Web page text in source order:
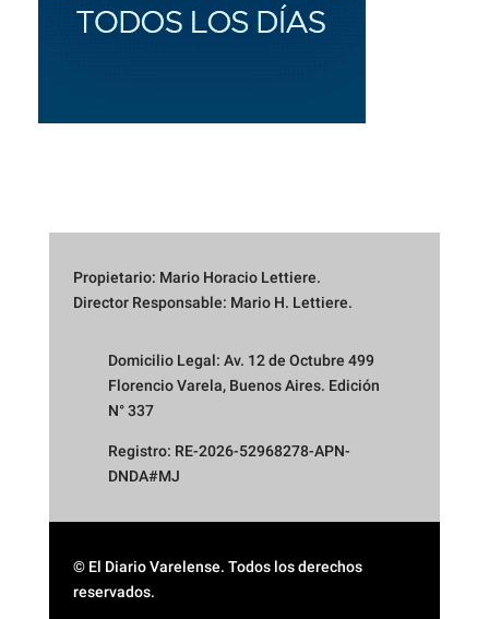
Propietario: Mario Horacio Lettiere.
Director Responsable: Mario H. Lettiere.
Domicilio Legal: Av. 12 de Octubre 499
Florencio Varela, Buenos Aires. Edición
N° 337
Registro: RE-2026-52968278-APN-
DNDA#MJ
© El Diario Varelense. Todos los derechos
reservados.